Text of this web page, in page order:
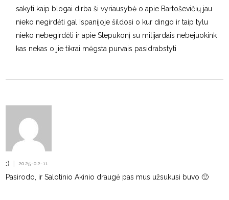
sakyti kaip blogai dirba ši vyriausybė o apie Bartoševičių jau
nieko negirdėti gal Ispanijoje šildosi o kur dingo ir taip tylu
nieko nebegirdėti ir apie Stepukonį su milijardais nebejuokink
kas nekas o jie tikrai mėgsta purvais pasidrabstyti
:) | 2025-02-11
Pasirodo, ir Salotinio Akinio draugė pas mus užsukusi buvo 🙂